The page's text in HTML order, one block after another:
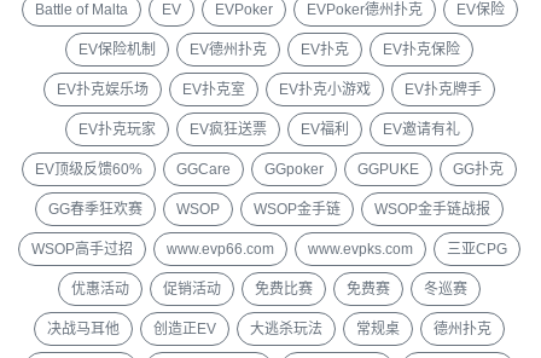
Battle of Malta EV EVPoker EVPoker德州扑克 EV保险
EV保险机制 EV德州扑克 EV扑克 EV扑克保险
EV扑克娱乐场 EV扑克室 EV扑克小游戏 EV扑克牌手
EV扑克玩家 EV疯狂送票 EV福利 EV邀请有礼
EV顶级反馈60% GGCare GGpoker GGPUKE GG扑克
GG春季狂欢赛 WSOP WSOP金手链 WSOP金手链战报
WSOP高手过招 www.evp66.com www.evpks.com 三亚CPG
优惠活动 促销活动 免费比赛 免费赛 冬巡赛
决战马耳他 创造正EV 大逃杀玩法 常规桌 德州扑克